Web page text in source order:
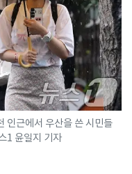
인근에서 우산을 쓴 시민들
1 윤일지 기자